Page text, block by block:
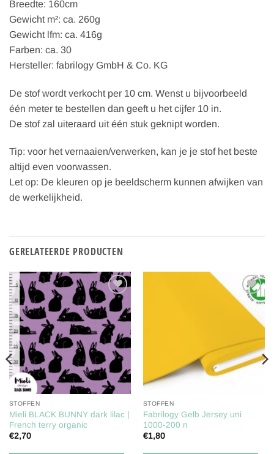
Breedte: 160cm
Gewicht m²: ca. 260g
Gewicht lfm: ca. 416g
Farben: ca. 30
Hersteller: fabrilogy GmbH & Co. KG
De stof wordt verkocht per 10 cm. Wenst u bijvoorbeeld
één meter te bestellen dan geeft u het cijfer 10 in.
De stof zal uiteraard uit één stuk geknipt worden.
Tip: voor het vernaaien/verwerken, kan je je stof het beste
altijd even voorwassen.
Let op: De kleuren op je beeldscherm kunnen afwijken van
de werkelijkheid.
GERELATEERDE PRODUCTEN
Toevoegen
aan
verlanglijst
STOFFEN
Mieli BLACK BUNNY dark lilac |
French terry organic
€2,70
Toevoegen
aan
verlanglijst
STOFFEN
Fabrilogy Gelb Jersey uni
1000-200 n
€1,80